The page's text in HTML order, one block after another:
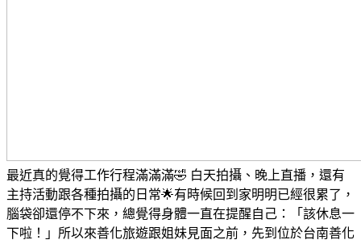
最近真的覺得工作行程滿滿滿🤣 白天拍攝、晚上直播，還有
主持活動跟各種拍攝的日常🌟有時候回到家明明已經很累了，
腦袋卻還停不下來，總覺得身體一直在提醒自己：「該休息一
下啦！」所以來善化旅遊跟姐妹見面之前，先到位於台南善化